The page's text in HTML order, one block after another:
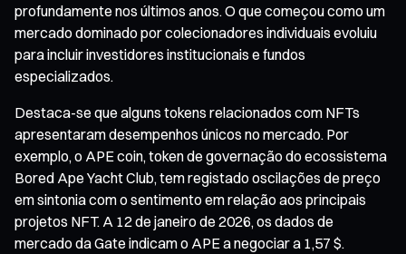
profundamente nos últimos anos. O que começou como um
mercado dominado por colecionadores individuais evoluiu
para incluir investidores institucionais e fundos
especializados.
Destaca-se que alguns tokens relacionados com NFTs
apresentaram desempenhos únicos no mercado. Por
exemplo, o APE coin, token de governação do ecossistema
Bored Ape Yacht Club, tem registado oscilações de preço
em sintonia com o sentimento em relação aos principais
projetos NFT. A 12 de janeiro de 2026, os dados de
mercado da Gate indicam o APE a negociar a 1,57 $.